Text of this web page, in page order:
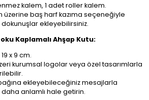
kalem, 1 adet roller kalem.
üzerine baş harf kazıma seçeneğiyle
dokunuşlar ekleyebilirsiniz.
Kaplamalı Ahşap Kutu:
19 x 9 cm.
kurumsal logolar veya özel tasarımlarla
ekleyebileceğiniz mesajlarla
anlamlı hale getirin.